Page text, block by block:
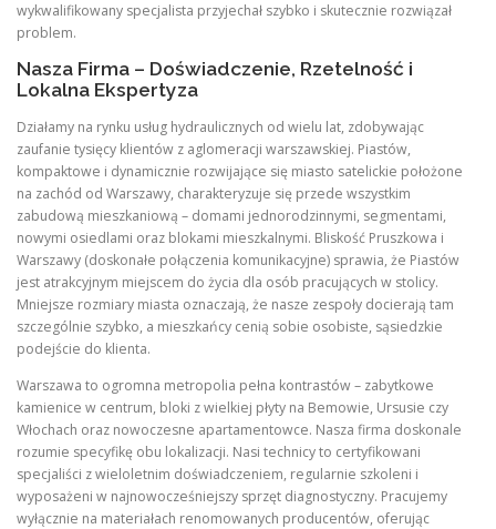
wykwalifikowany specjalista przyjechał szybko i skutecznie rozwiązał
problem.
Nasza Firma – Doświadczenie, Rzetelność i
Lokalna Ekspertyza
Działamy na rynku usług hydraulicznych od wielu lat, zdobywając
zaufanie tysięcy klientów z aglomeracji warszawskiej. Piastów,
kompaktowe i dynamicznie rozwijające się miasto satelickie położone
na zachód od Warszawy, charakteryzuje się przede wszystkim
zabudową mieszkaniową – domami jednorodzinnymi, segmentami,
nowymi osiedlami oraz blokami mieszkalnymi. Bliskość Pruszkowa i
Warszawy (doskonałe połączenia komunikacyjne) sprawia, że Piastów
jest atrakcyjnym miejscem do życia dla osób pracujących w stolicy.
Mniejsze rozmiary miasta oznaczają, że nasze zespoły docierają tam
szczególnie szybko, a mieszkańcy cenią sobie osobiste, sąsiedzkie
podejście do klienta.
Warszawa to ogromna metropolia pełna kontrastów – zabytkowe
kamienice w centrum, bloki z wielkiej płyty na Bemowie, Ursusie czy
Włochach oraz nowoczesne apartamentowce. Nasza firma doskonale
rozumie specyfikę obu lokalizacji. Nasi technicy to certyfikowani
specjaliści z wieloletnim doświadczeniem, regularnie szkoleni i
wyposażeni w najnowocześniejszy sprzęt diagnostyczny. Pracujemy
wyłącznie na materiałach renomowanych producentów, oferując